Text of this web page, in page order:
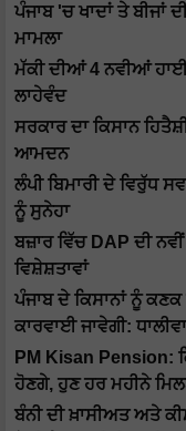
ਪੰਜਾਬ 'ਚ ਖਾਦਾਂ ਤੇ ਬੀਜਾਂ
ਮਾਮਲਾ
ਮੱਕੀ ਦੀਆਂ 4 ਨਵੀਆਂ
ਲਾਹੇਵੰਦ
ਸਰਕਾਰ ਦਾ ਕਿਸਾਨ
ਆਮਦਨ
ਲੰਪੀ ਬਿਮਾਰੀ ਦੇ ਵਿਰੁੱਧ
ਨੂੰ ਸੁਨੇਹਾ
ਬਜ਼ਾਰ ਵਿੱਚ DAP ਦੀ
ਵਿਸ਼ੇਸ਼ਤਾਵਾਂ
ਪੰਜਾਬ ਦੇ ਕਿਸਾਨਾਂ ਨੂੰ
ਕਾਰਵਾਈ ਜਾਵੇਗੀ:
PM Kisan Pension:
ਹੋਣਗੇ, ਹੁਣ ਹਰ ਮਹੀਨੇ
ਬੰਨੀ ਦੀ ਖ਼ਾਸੀਅਤ ਅਤੇ